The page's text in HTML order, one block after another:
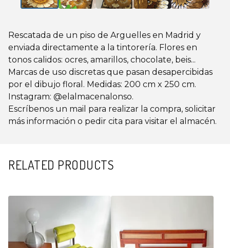
Rescatada de un piso de Arguelles en Madrid y
enviada directamente a la tintorería. Flores en
tonos calidos: ocres, amarillos, chocolate, beis...
Marcas de uso discretas que pasan desapercibidas
por el dibujo floral. Medidas: 200 cm x 250 cm.
Instagram: @elalmacenalonso.
Escríbenos un mail para realizar la compra, solicitar
más información o pedir cita para visitar el almacén.
RELATED PRODUCTS